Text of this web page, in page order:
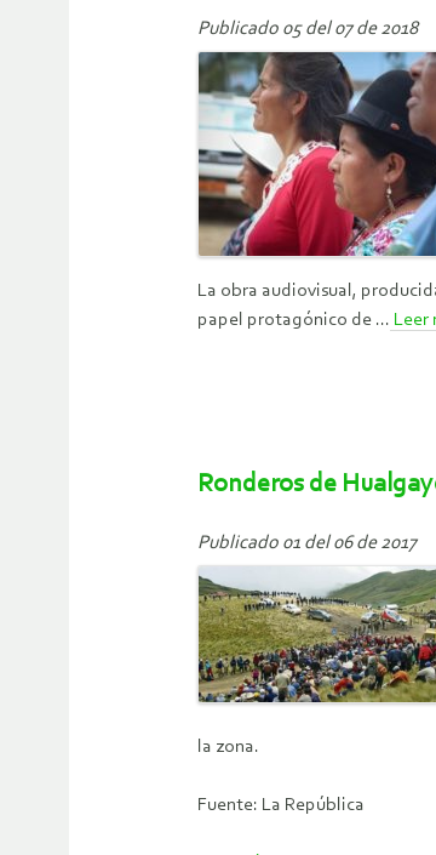
Publicado 05 del 07 de 2018
La obra audiovisual,
papel protagónico de ... Leer
Ronderos de
Publicado 01 del 06 de 2017
la zona.
Fuente: La República